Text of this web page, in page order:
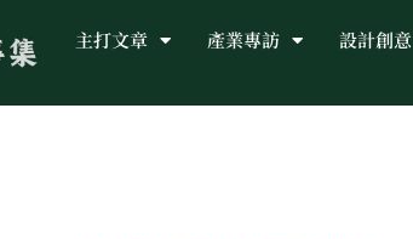
主打文章 產業專訪 設計創意